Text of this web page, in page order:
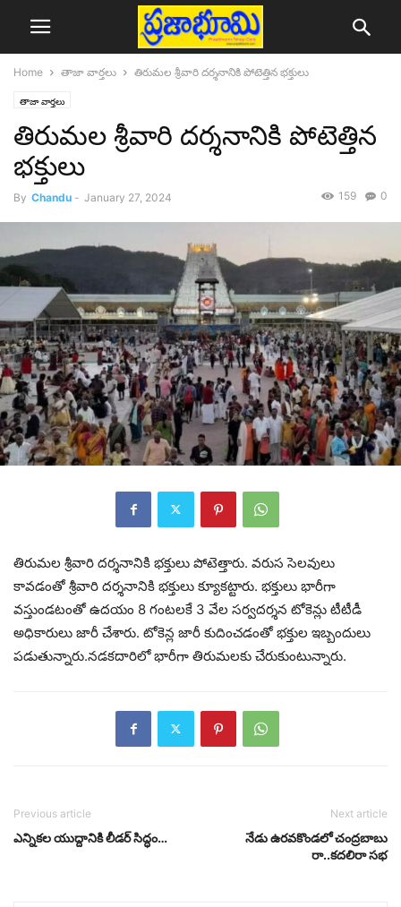
Home తాజా వార్తలు తిరుమల శ్రీవారి దర్శనానికి పోటెత్తిన భక్తులు
తాజా వార్తలు
తిరుమల శ్రీవారి దర్శనానికి పోటెత్తిన
భక్తులు
By Chandu - January 27, 2024 0
159
తిరుమల శ్రీవారి దర్శనానికి భక్తులు పోటెత్తారు. వరుస సెలవులు
కావడంతో శ్రీవారి దర్శనానికి భక్తులు క్యూకట్టారు. భక్తులు భారీగా
వస్తుండటంతో ఉదయం 8 గంటలకే 3 వేల సర్వదర్శన టోకెన్లు టీటీడీ
అధికారులు జారీ చేశారు. టోకెన్ల జారీ కుదించడంతో భక్తుల ఇబ్బందులు
పడుతున్నారు.నడకదారిలో భారీగా తిరుమలకు చేరుకుంటున్నారు.
Previous article
ఎన్నికల యుద్దానికి లీడర్ సిద్ధం…
Next article
నేడు ఉరవకొండలో చంద్రబాబు
రా..కదలిరా సభ